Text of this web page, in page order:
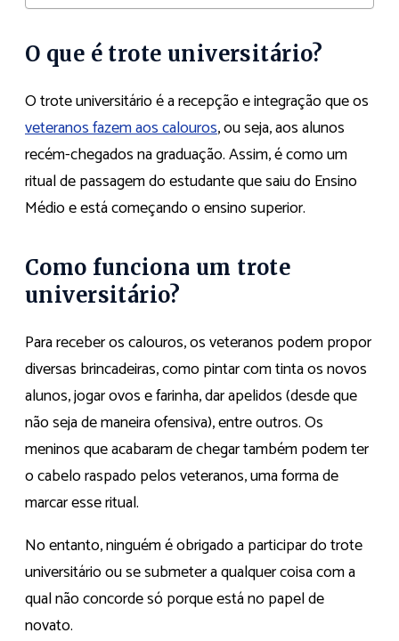
O que é trote universitário?
O trote universitário é a recepção e integração que os
veteranos fazem aos calouros, ou seja, aos alunos
recém-chegados na graduação. Assim, é como um
ritual de passagem do estudante que saiu do Ensino
Médio e está começando o ensino superior.
Como funciona um trote
universitário?
Para receber os calouros, os veteranos podem propor
diversas brincadeiras, como pintar com tinta os novos
alunos, jogar ovos e farinha, dar apelidos (desde que
não seja de maneira ofensiva), entre outros. Os
meninos que acabaram de chegar também podem ter
o cabelo raspado pelos veteranos, uma forma de
marcar esse ritual.
No entanto, ninguém é obrigado a participar do trote
universitário ou se submeter a qualquer coisa com a
qual não concorde só porque está no papel de
novato.